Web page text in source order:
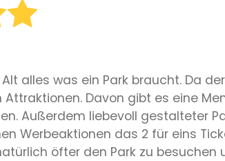
alles was ein Park braucht. Da
Davon gibt es eine
Außerdem liebevoll gestalteter
Werbeaktionen das 2 für eins
öfter den Park zu